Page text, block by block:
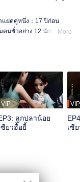
แฝดคู่หนึ่ง：17 ปีก่อน
คนชั่วอย่าง 12 นักษัตร
วอวี๋ถูกเลี้ยงดูโดยคนโฉด
นดับหนึ่งในแผ่นดิน” ส่วน
าบคนชั่ว โดยยึดหลักคำ
ว่ผู้ซึ่งเป็นอาจารย์ของเขา
หมางแต่ก็ไม่สามารถ
More
VIP
ลูกปลาน้อย
ซียวฮื้อยี้
VIP
เซี